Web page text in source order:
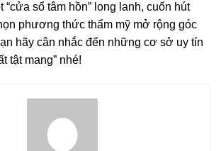
“cửa sổ tâm hồn” long lanh, cuốn hút
phương thức thẩm mỹ mở rộng góc
hãy cân nhắc đến những cơ sở uy tín
tật mang” nhé!